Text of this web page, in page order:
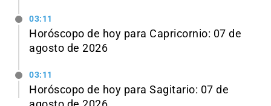
03:11
Horóscopo de hoy para Capricornio: 07 de
agosto de 2026
03:11
Horóscopo de hoy para Sagitario: 07 de